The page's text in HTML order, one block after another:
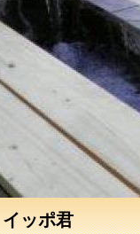
イッポ君